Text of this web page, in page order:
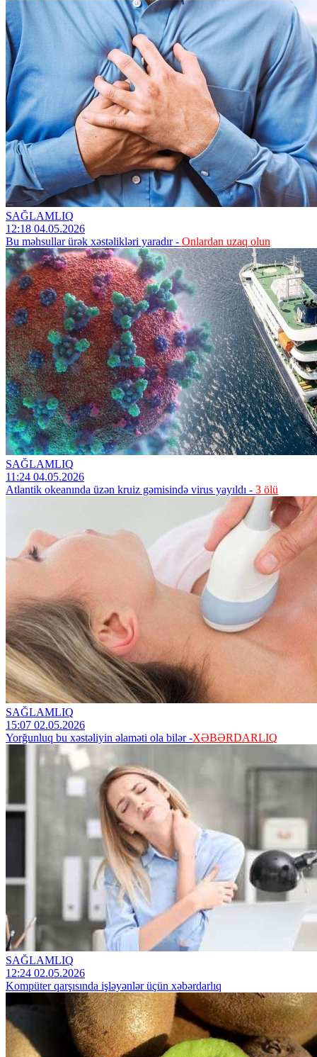
SAĞLAMLIQ
12:18 04.05.2026
Bu məhsullar ürək xəstəlikləri yaradır - Onlardan uzaq olun
SAĞLAMLIQ
11:24 04.05.2026
Atlantik okeanında üzən kruiz gəmisində virus yayıldı - 3 ölü
SAĞLAMLIQ
15:07 02.05.2026
Yorğunluq bu xəstəliyin əlaməti ola bilər -XƏBƏRDARLIQ
SAĞLAMLIQ
12:24 02.05.2026
Kompüter qarşısında işləyənlər üçün xəbərdarlıq